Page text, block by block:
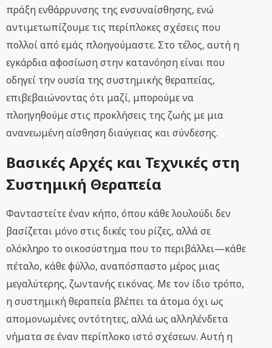
πράξη ενθάρρυνσης της ενσυναίσθησης, ενώ
αντιμετωπίζουμε τις περίπλοκες σχέσεις που
πολλοί από εμάς πλοηγούμαστε. Στο τέλος, αυτή η
εγκάρδια αφοσίωση στην κατανόηση είναι που
οδηγεί την ουσία της συστημικής θεραπείας,
επιβεβαιώνοντας ότι μαζί, μπορούμε να
πλοηγηθούμε στις προκλήσεις της ζωής με μια
ανανεωμένη αίσθηση διαύγειας και σύνδεσης.
Βασικές Αρχές και Τεχνικές στη
Συστημική Θεραπεία
Φανταστείτε έναν κήπο, όπου κάθε λουλούδι δεν
βασίζεται μόνο στις δικές του ρίζες, αλλά σε
ολόκληρο το οικοσύστημα που το περιβάλλει—κάθε
πέταλο, κάθε φύλλο, αναπόσπαστο μέρος μιας
μεγαλύτερης, ζωντανής εικόνας. Με τον ίδιο τρόπο,
η συστημική θεραπεία βλέπει τα άτομα όχι ως
απομονωμένες οντότητες, αλλά ως αλληλένδετα
νήματα σε έναν περίπλοκο ιστό σχέσεων. Αυτή η